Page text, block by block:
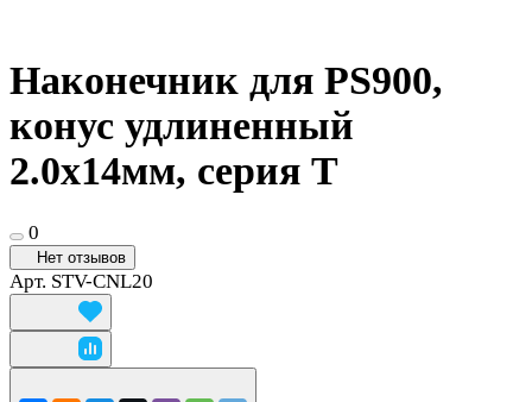
Наконечник для PS900,
конус удлиненный
2.0х14мм, серия T
0
Нет отзывов
Арт. STV-CNL20